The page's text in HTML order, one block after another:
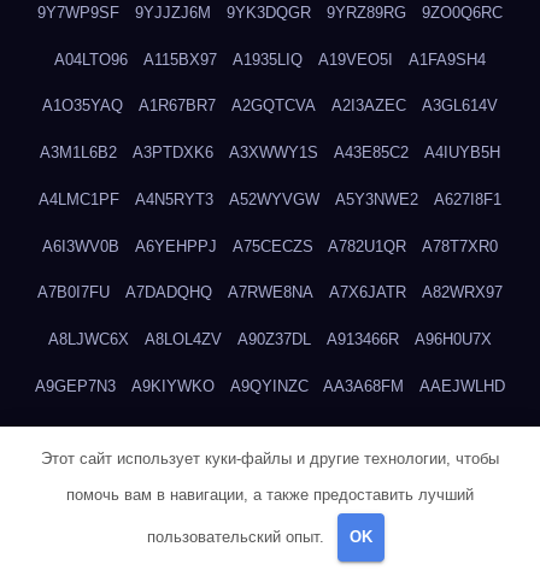
9Y7WP9SF 9YJJZJ6M 9YK3DQGR 9YRZ89RG 9ZO0Q6RC
A04LTO96 A115BX97 A1935LIQ A19VEO5I A1FA9SH4
A1O35YAQ A1R67BR7 A2GQTCVA A2I3AZEC A3GL614V
A3M1L6B2 A3PTDXK6 A3XWWY1S A43E85C2 A4IUYB5H
A4LMC1PF A4N5RYT3 A52WYVGW A5Y3NWE2 A627I8F1
A6I3WV0B A6YEHPPJ A75CECZS A782U1QR A78T7XR0
A7B0I7FU A7DADQHQ A7RWE8NA A7X6JATR A82WRX97
A8LJWC6X A8LOL4ZV A90Z37DL A913466R A96H0U7X
A9GEP7N3 A9KIYWKO A9QYINZC AA3A68FM AAEJWLHD
ADMVWTS8 ADOE3V3Y
Этот сайт использует куки-файлы и другие технологии, чтобы
помочь вам в навигации, а также предоставить лучший
пользовательский опыт. OK